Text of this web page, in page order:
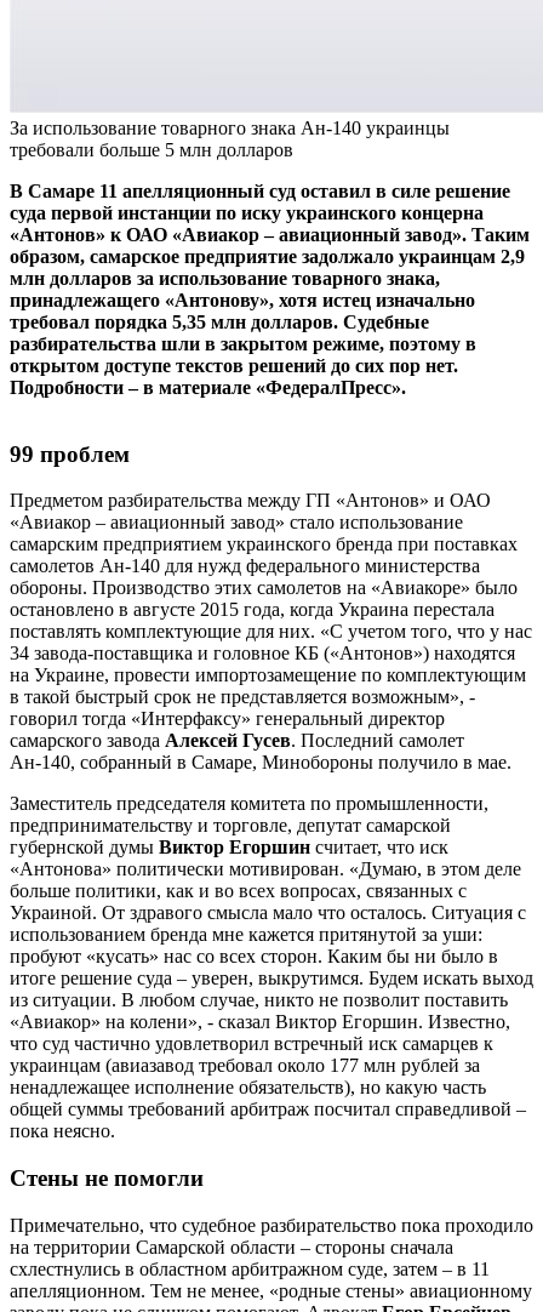
За использование товарного знака Ан-140 украинцы
требовали больше 5 млн долларов
В Самаре 11 апелляционный суд оставил в силе решение
суда первой инстанции по иску украинского концерна
«Антонов» к ОАО «Авиакор – авиационный завод». Таким
образом, самарское предприятие задолжало украинцам 2,9
млн долларов за использование товарного знака,
принадлежащего «Антонову», хотя истец изначально
требовал порядка 5,35 млн долларов. Судебные
разбирательства шли в закрытом режиме, поэтому в
открытом доступе текстов решений до сих пор нет.
Подробности – в материале «ФедералПресс».
99 проблем
Предметом разбирательства между ГП «Антонов» и ОАО
«Авиакор – авиационный завод» стало использование
самарским предприятием украинского бренда при поставках
самолетов Ан-140 для нужд федерального министерства
обороны. Производство этих самолетов на «Авиакоре» было
остановлено в августе 2015 года, когда Украина перестала
поставлять комплектующие для них. «С учетом того, что у нас
34 завода-поставщика и головное КБ («Антонов») находятся
на Украине, провести импортозамещение по комплектующим
в такой быстрый срок не представляется возможным», -
говорил тогда «Интерфаксу» генеральный директор
самарского завода Алексей Гусев. Последний самолет
Ан-140, собранный в Самаре, Минобороны получило в мае.
Заместитель председателя комитета по промышленности,
предпринимательству и торговле, депутат самарской
губернской думы Виктор Егоршин считает, что иск
«Антонова» политически мотивирован. «Думаю, в этом деле
больше политики, как и во всех вопросах, связанных с
Украиной. От здравого смысла мало что осталось. Ситуация с
использованием бренда мне кажется притянутой за уши:
пробуют «кусать» нас со всех сторон. Каким бы ни было в
итоге решение суда – уверен, выкрутимся. Будем искать выход
из ситуации. В любом случае, никто не позволит поставить
«Авиакор» на колени», - сказал Виктор Егоршин. Известно,
что суд частично удовлетворил встречный иск самарцев к
украинцам (авиазавод требовал около 177 млн рублей за
ненадлежащее исполнение обязательств), но какую часть
общей суммы требований арбитраж посчитал справедливой –
пока неясно.
Стены не помогли
Примечательно, что судебное разбирательство пока проходило
на территории Самарской области – стороны сначала
схлестнулись в областном арбитражном суде, затем – в 11
апелляционном. Тем не менее, «родные стены» авиационному